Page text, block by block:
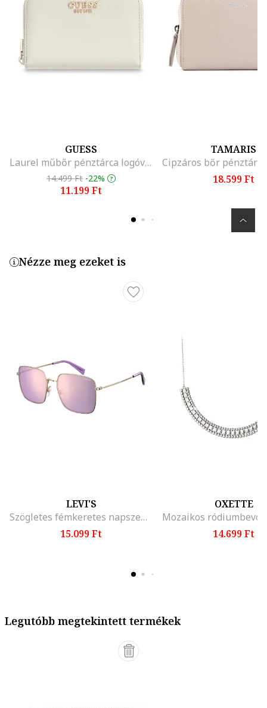
GUESS
Laurel műbőr pénztárca logóval, Csontszín
14.499 Ft -22%
11.199 Ft
TAMARIS
18.599 Ft
Nézze meg ezeket is
LEVI'S
Szögletes fémkeretes napszemüveg, Aranyszín/Lila
15.099 Ft
OXETTE
14.699 Ft
Legutóbb megtekintett termékek